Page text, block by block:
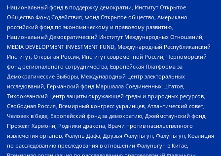
Национальный фонд в поддержку демократии, Институт Открытое
Общество Фонд Содействия, Фонд Открытое общество, Американо-
российский фонд по экономическому и правовому развитию,
Национальный Демократический Институт Международных Отношений,
MEDIA DEVELOPMENT INVESTMENT FUND, Международный Республиканский
Институт, Открытая Россия, Институт современной России, Черноморский
фонд регионального сотрудничества, Европейская Платформа за
Демократические Выборы, Международный центр электоральных
исследований, Германский фонд Маршалла Соединенных Штатов,
Тихоокеанский центр защиты окружающей среды и природных ресурсов,
Свободная Россия, Всемирный конгресс украинцев, Атлантический совет,
Человек в беде, Европейский фонд за демократию, Джеймстаунский фонд,
Прожект Хармони, Родники дракона, Врачи против насильственного
извлечения органов, Фалунь Дафа, Друзья Фалуньгун, Фалуньгун, Коалиция
по расследованию преследования в отношении Фалуньгун в Китае,